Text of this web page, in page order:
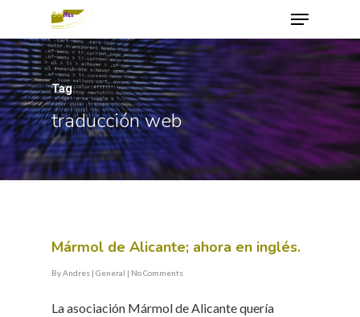
Hit enter to search or ESC to close
Tag
traducción web
Mármol de Alicante; ahora en inglés.
ByAndres | General | No Comments
La asociación Mármol de Alicante quería